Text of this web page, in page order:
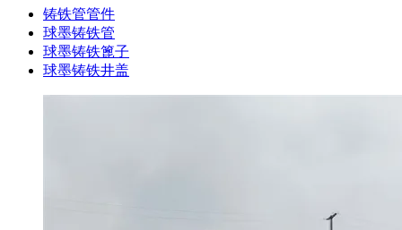
铸铁管管件
球墨铸铁管
球墨铸铁篦子
球墨铸铁井盖